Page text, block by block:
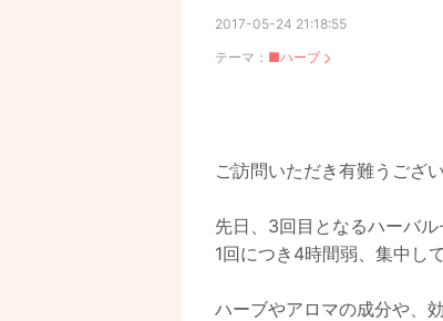
2017-05-24 21:18:55
テーマ： ■ハーブ
ご訪問いただき有難うござい
先日、3回目となるハーバル
1回につき4時間弱、集中し
ハーブやアロマの成分や、